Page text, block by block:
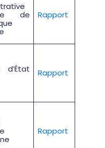
de
Rapport
d’État
Rapport
Rapport